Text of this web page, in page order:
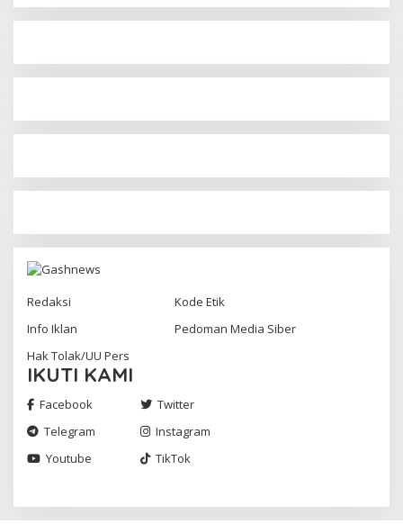
Redaksi
Kode Etik
Info Iklan
Pedoman Media Siber
Hak Tolak/UU Pers
IKUTI KAMI
Facebook
Twitter
Telegram
Instagram
Youtube
TikTok